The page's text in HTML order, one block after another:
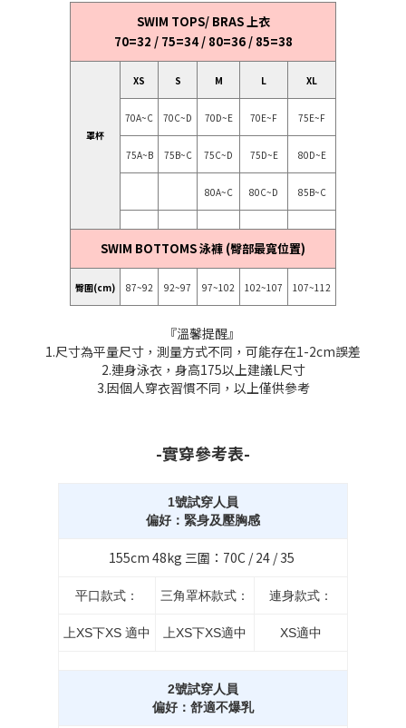
SWIM TOPS/ BRAS 上衣
70=32 / 75=34 / 80=36 / 85=38
罩杯
XS S M L XL
70A~C 70C~D 70D~E 70E~F 75E~F
75A~B 75B~C 75C~D 75D~E 80D~E
80A~C 80C~D 85B~C
SWIM BOTTOMS 泳褲 (臀部最寬位置)
臀圍(cm) 87~92 92~97 97~102 102~107 107~112
『溫馨提醒』
1.尺寸為平量尺寸，測量方式不同，可能存在1-2cm誤差
2.連身泳衣，身高175以上建議L尺寸
3.因個人穿衣習慣不同，以上僅供參考
-實穿參考表-
1號試穿人員
偏好：緊身及壓胸感
155cm 48kg 三圍：70C / 24 / 35
平口款式： 三角罩杯款式： 連身款式：
上XS下XS 適中 上XS下XS適中 XS適中
2號試穿人員
偏好：舒適不爆乳